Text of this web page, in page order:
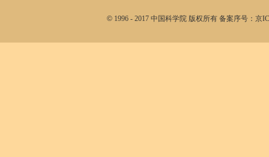
© 1996 - 2017 中国科学院 版权所有 备案序号：京